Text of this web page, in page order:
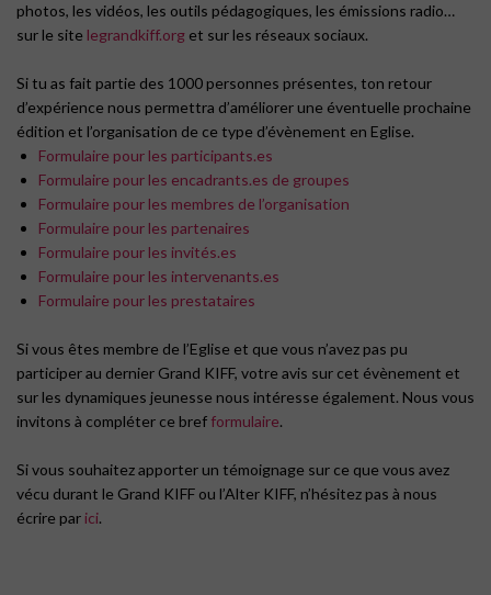
photos, les vidéos, les outils pédagogiques, les émissions radio…
sur le site legrandkiff.org et sur les réseaux sociaux.
Si tu as fait partie des 1000 personnes présentes, ton retour
d’expérience nous permettra d’améliorer une éventuelle prochaine
édition et l’organisation de ce type d’évènement en Eglise.
Formulaire pour les participants.es
Formulaire pour les encadrants.es de groupes
Formulaire pour les membres de l’organisation
Formulaire pour les partenaires
Formulaire pour les invités.es
Formulaire pour les intervenants.es
Formulaire pour les prestataires
Si vous êtes membre de l’Eglise et que vous n’avez pas pu
participer au dernier Grand KIFF, votre avis sur cet évènement et
sur les dynamiques jeunesse nous intéresse également. Nous vous
invitons à compléter ce bref formulaire.
Si vous souhaitez apporter un témoignage sur ce que vous avez
vécu durant le Grand KIFF ou l’Alter KIFF, n’hésitez pas à nous
écrire par ici.